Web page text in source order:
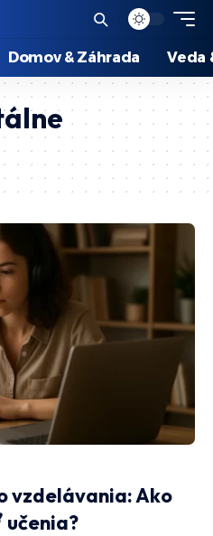
Domov & Záhrada Veda
vzdelávania: Ako